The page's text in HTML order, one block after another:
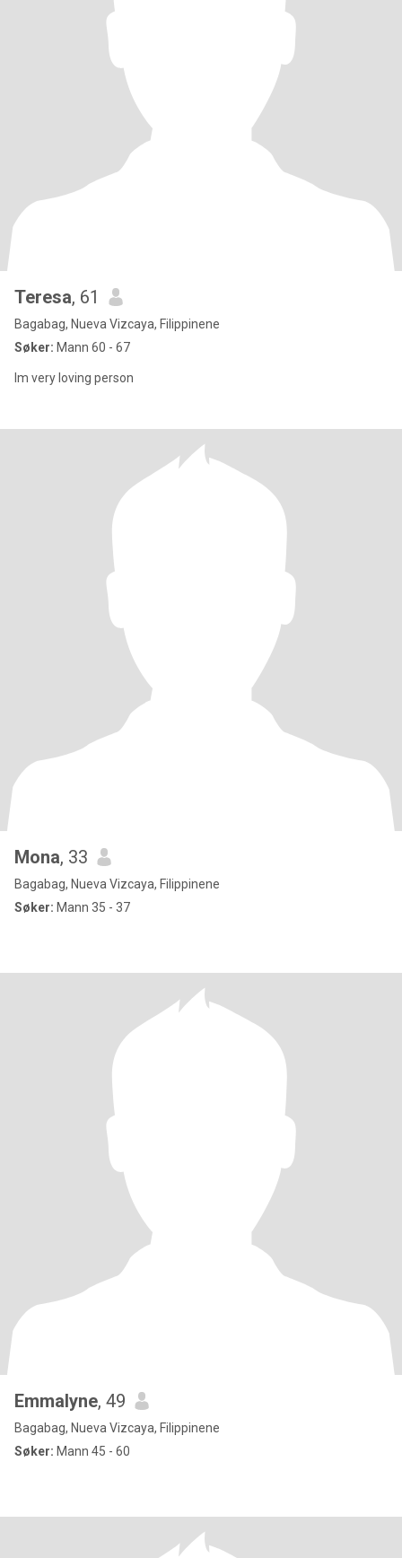
Teresa, 61
Bagabag, Nueva Vizcaya, Filippinene
Søker: Mann 60 - 67
Im very loving person
Mona, 33
Bagabag, Nueva Vizcaya, Filippinene
Søker: Mann 35 - 37
Emmalyne, 49
Bagabag, Nueva Vizcaya, Filippinene
Søker: Mann 45 - 60